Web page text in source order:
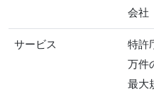
会社
サービス
特許
万件
最大